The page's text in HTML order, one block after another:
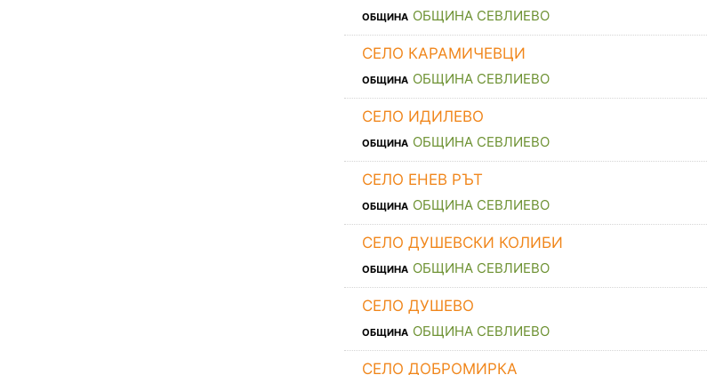
ОБЩИНА ОБЩИНА СЕВЛИЕВО
СЕЛО КАРАМИЧЕВЦИ
ОБЩИНА ОБЩИНА СЕВЛИЕВО
СЕЛО ИДИЛЕВО
ОБЩИНА ОБЩИНА СЕВЛИЕВО
СЕЛО ЕНЕВ РЪТ
ОБЩИНА ОБЩИНА СЕВЛИЕВО
СЕЛО ДУШЕВСКИ КОЛИБИ
ОБЩИНА ОБЩИНА СЕВЛИЕВО
СЕЛО ДУШЕВО
ОБЩИНА ОБЩИНА СЕВЛИЕВО
СЕЛО ДОБРОМИРКА